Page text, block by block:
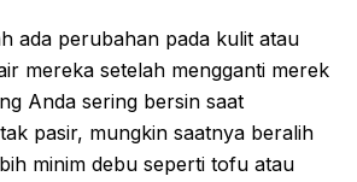
ada perubahan pada kulit atau
mereka setelah mengganti merek
Anda sering bersin saat
pasir, mungkin saatnya beralih
minim debu seperti tofu atau